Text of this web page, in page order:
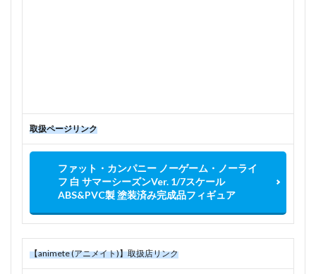
取扱ページリンク
ファット・カンパニー ノーゲーム・ノーライ
フ 白 サマーシーズンVer. 1/7スケール
ABS&PVC製 塗装済み完成品フィギュア
【animete (アニメイト)】取扱店リンク